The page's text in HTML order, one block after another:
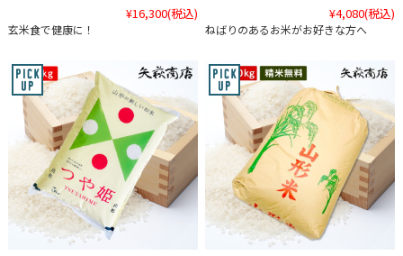
¥16,300(税込)
玄米食で健康に！
¥4,080(税込)
ねばりのあるお米がお好きな方へ